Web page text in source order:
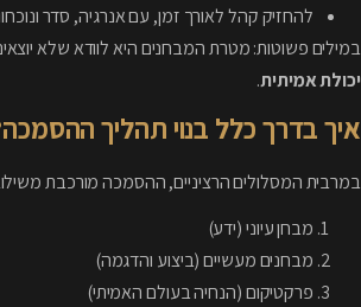
להחזיק קהל לאורך זמן, עם אנרגיה, סדר
במילים פשוטות: מטרת המבחנים היא לוודא שלא
יכולת אמיתית.
איך בדרך כלל בנוי תהליך
במרבית המסלולים הרציניים, ההסמכה מורכבת משילוב של 3 חלקים
מבחן עיוני (ידע)
מבחנים מעשיים (ביצוע והדגמה)
פרקטיקום (הנחיה בעולם האמיתי)